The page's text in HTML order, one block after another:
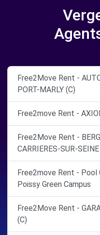
Free2Move Rent -
PORT-MARLY (C)
Free2move Rent -
Free2Move Rent -
CARRIERES-SUR-
Free2move Rent -
Poissy Green Campus
Free2Move Rent -
(C)